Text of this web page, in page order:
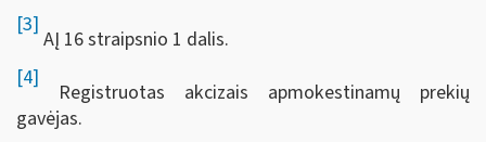
[3]
AĮ 16 straipsnio 1 dalis.
[4]
Registruotas akcizais apmokestinamų prekių
gavėjas.